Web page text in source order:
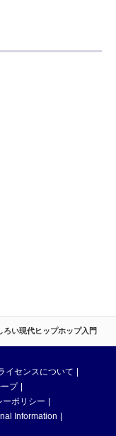
ろい現代ヒップホップ入門
イセンスについて
プ
ーポリシー
Information